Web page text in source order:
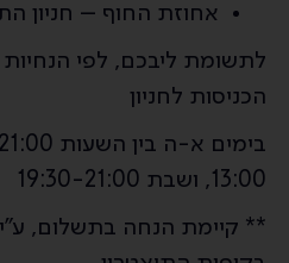
אחוזת החוף – חניון
לתשומת ליבכם, לפי הנחיות
הכניסות לחניון
13:00, ושבת 19:30-21:00
** קיימת הנחה בתשלום,